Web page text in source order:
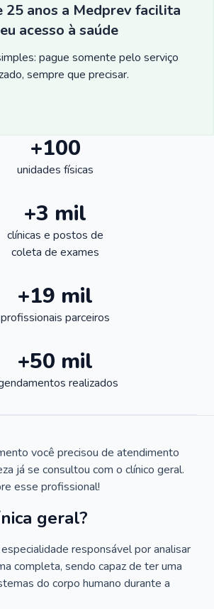
25 anos a Medprev facilita
acesso à saúde
pague somente pelo serviço
sempre que precisar.
+100
unidades físicas
+3 mil
clínicas e postos de
coleta de exames
+19 mil
profissionais parceiros
+50 mil
realizados
você precisou de atendimento
já se consultou com o clínico geral.
esse profissional!
geral?
responsável por analisar
completa, sendo capaz de ter uma
do corpo humano durante a